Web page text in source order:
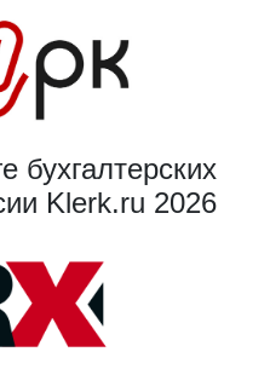
бухгалтерских
Klerk.ru 2026